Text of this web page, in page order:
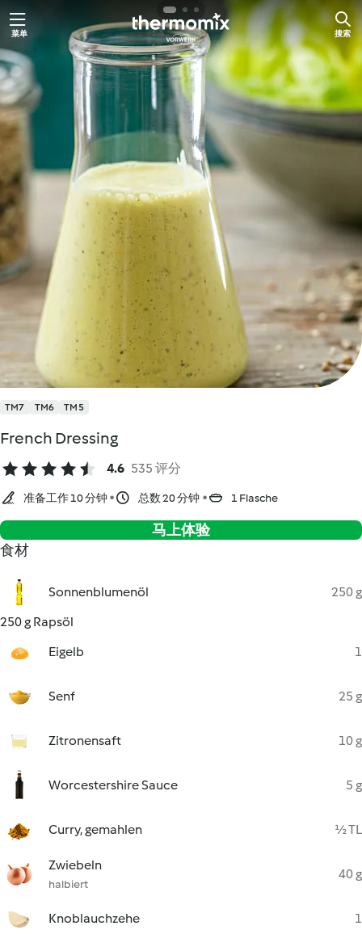
跳
至
内
容
菜单 搜索
TM7 TM6 TM5
French Dressing
4.6 535 评分
准备工作 10 分钟 总数 20 分钟 1 Flasche
马上体验
食材
Sonnenblumenöl
250 g
250 g Rapsöl
Eigelb
1
Senf 25 g
Zitronensaft 10 g
Worcestershire Sauce 5 g
Curry, gemahlen ½ TL
Zwiebeln
halbiert
40 g
Knoblauchzehe 1